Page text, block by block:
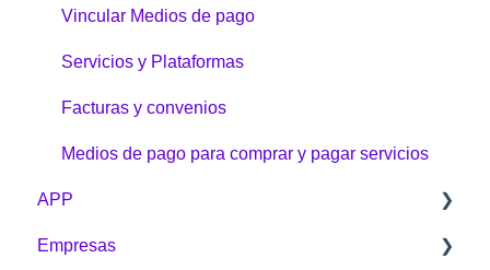
Problemas e inquietudes
Garantías y devoluciones
¿Cómo comprar?
Vincular Medios de pago
Servicios y Plataformas
Facturas y convenios
Medios de pago para comprar y pagar servicios
APP
General
Empresas